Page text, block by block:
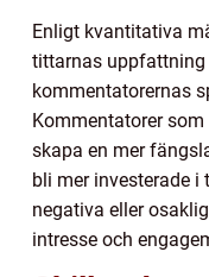
Enligt kvantitativa
tittarnas uppfattning
kommentatorernas
Kommentatorer
skapa en mer
bli mer investerade i
negativa eller
intresse och